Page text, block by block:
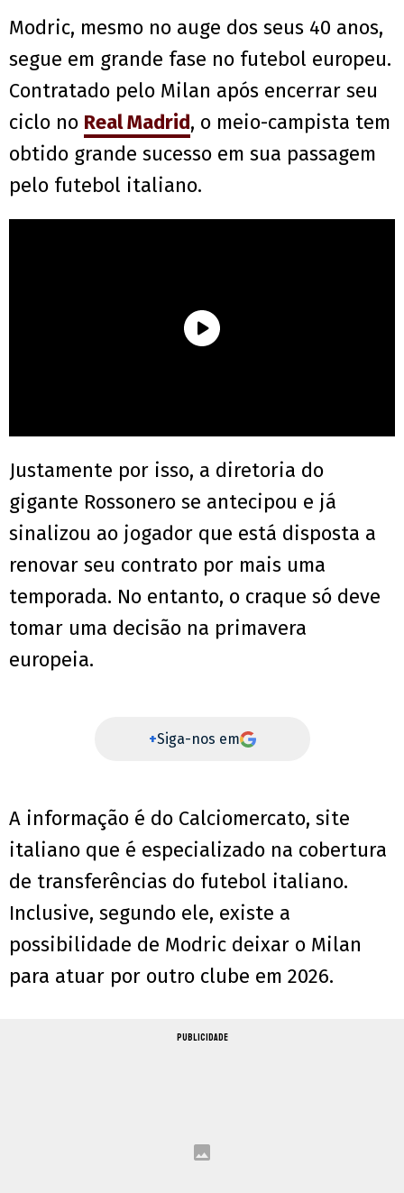
Modric, mesmo no auge dos seus 40 anos,
segue em grande fase no futebol europeu.
Contratado pelo Milan após encerrar seu
ciclo no Real Madrid, o meio-campista tem
obtido grande sucesso em sua passagem
pelo futebol italiano.
Justamente por isso, a diretoria do
gigante Rossonero se antecipou e já
sinalizou ao jogador que está disposta a
renovar seu contrato por mais uma
temporada. No entanto, o craque só deve
tomar uma decisão na primavera
europeia.
+Siga-nos em
A informação é do Calciomercato, site
italiano que é especializado na cobertura
de transferências do futebol italiano.
Inclusive, segundo ele, existe a
possibilidade de Modric deixar o Milan
para atuar por outro clube em 2026.
PUBLICIDADE